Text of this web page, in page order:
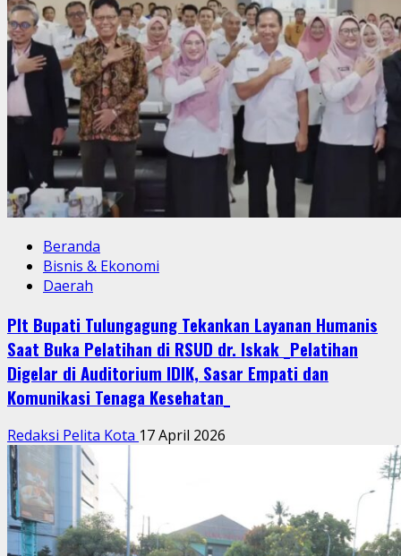
Beranda
Bisnis & Ekonomi
Daerah
Plt Bupati Tulungagung Tekankan Layanan Humanis
Saat Buka Pelatihan di RSUD dr. Iskak _Pelatihan
Digelar di Auditorium IDIK, Sasar Empati dan
Komunikasi Tenaga Kesehatan_
Redaksi Pelita Kota 17 April 2026